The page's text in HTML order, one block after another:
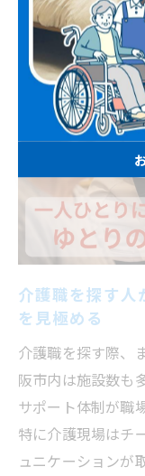
介護職を探す人
を見極める
介護職を探す際、
阪市内は施設数も
サポート体制が職
特に介護現場はチ
ュニケーションが